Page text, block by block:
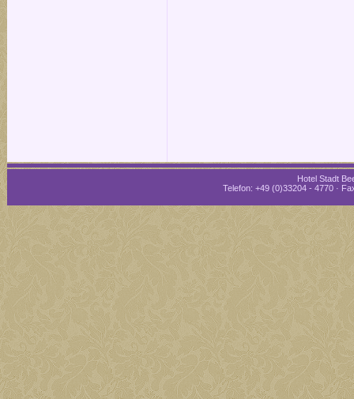
Hotel Stadt
Telefon: +49 (0)33204 - 4770 ·